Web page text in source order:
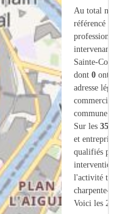
Au total nous
référencé
professionnels
intervenant sur
Sainte-Colombe
dont 0ont une
adresse légale ou
commerciale
commune.
Sur les 358
et entreprises
qualifiés pour une
intervention sur
l'activité
charpente-bois.
Voici les 20